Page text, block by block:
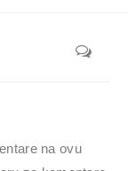
na ovu